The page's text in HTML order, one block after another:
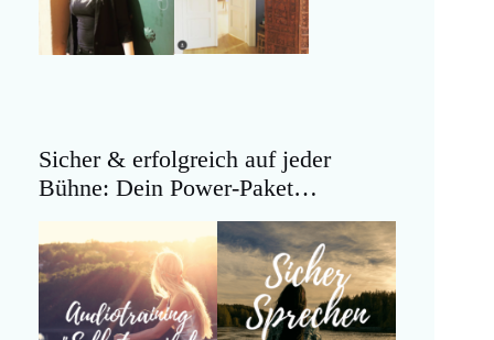
Sicher & erfolgreich auf jeder
Bühne: Dein Power-Paket…